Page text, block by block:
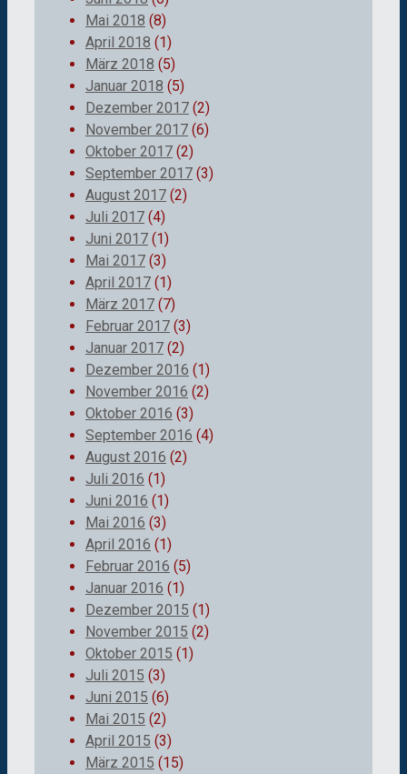
Mai 2018 (8)
April 2018 (1)
März 2018 (5)
Januar 2018 (5)
Dezember 2017 (2)
November 2017 (6)
Oktober 2017 (2)
September 2017 (3)
August 2017 (2)
Juli 2017 (4)
Juni 2017 (1)
Mai 2017 (3)
April 2017 (1)
März 2017 (7)
Februar 2017 (3)
Januar 2017 (2)
Dezember 2016 (1)
November 2016 (2)
Oktober 2016 (3)
September 2016 (4)
August 2016 (2)
Juli 2016 (1)
Juni 2016 (1)
Mai 2016 (3)
April 2016 (1)
Februar 2016 (5)
Januar 2016 (1)
Dezember 2015 (1)
November 2015 (2)
Oktober 2015 (1)
Juli 2015 (3)
Juni 2015 (6)
Mai 2015 (2)
April 2015 (3)
März 2015 (15)